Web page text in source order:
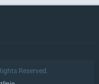
Reserved.